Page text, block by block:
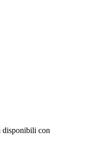
disponibili con